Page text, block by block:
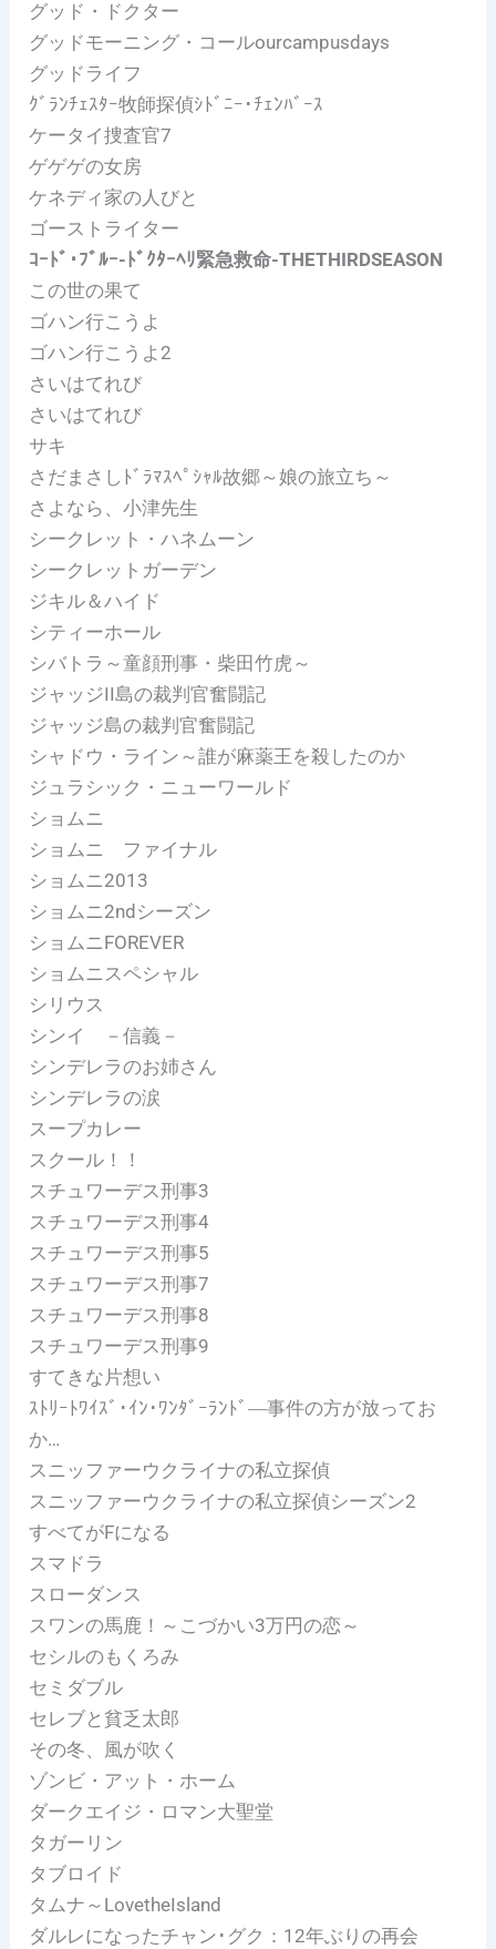
グッド・ドクター
グッドモーニング・コールourcampusdays
グッドライフ
ｸﾞﾗﾝﾁｪｽﾀｰ牧師探偵ｼﾄﾞﾆｰ･ﾁｪﾝﾊﾞｰｽ
ケータイ捜査官7
ゲゲゲの女房
ケネディ家の人びと
ゴーストライター
ｺｰﾄﾞ･ﾌﾞﾙｰ-ﾄﾞｸﾀｰﾍﾘ緊急救命-THETHIRDSEASON
この世の果て
ゴハン行こうよ
ゴハン行こうよ2
さいはてれび
さいはてれび
サキ
さだまさしﾄﾞﾗﾏｽﾍﾟｼｬﾙ故郷～娘の旅立ち～
さよなら、小津先生
シークレット・ハネムーン
シークレットガーデン
ジキル＆ハイド
シティーホール
シバトラ～童顔刑事・柴田竹虎～
ジャッジII島の裁判官奮闘記
ジャッジ島の裁判官奮闘記
シャドウ・ライン～誰が麻薬王を殺したのか
ジュラシック・ニューワールド
ショムニ
ショムニ ファイナル
ショムニ2013
ショムニ2ndシーズン
ショムニFOREVER
ショムニスペシャル
シリウス
シンイ －信義－
シンデレラのお姉さん
シンデレラの涙
スープカレー
スクール！！
スチュワーデス刑事3
スチュワーデス刑事4
スチュワーデス刑事5
スチュワーデス刑事7
スチュワーデス刑事8
スチュワーデス刑事9
すてきな片想い
ｽﾄﾘｰﾄﾜｲｽﾞ･ｲﾝ･ﾜﾝﾀﾞｰﾗﾝﾄﾞ―事件の方が放ってお
か…
スニッファーウクライナの私立探偵
スニッファーウクライナの私立探偵シーズン2
すべてがFになる
スマドラ
スローダンス
スワンの馬鹿！～こづかい3万円の恋～
セシルのもくろみ
セミダブル
セレブと貧乏太郎
その冬、風が吹く
ゾンビ・アット・ホーム
ダークエイジ・ロマン大聖堂
タガーリン
タブロイド
タムナ～LovetheIsland
ダルレになったチャン･グク：12年ぶりの再会